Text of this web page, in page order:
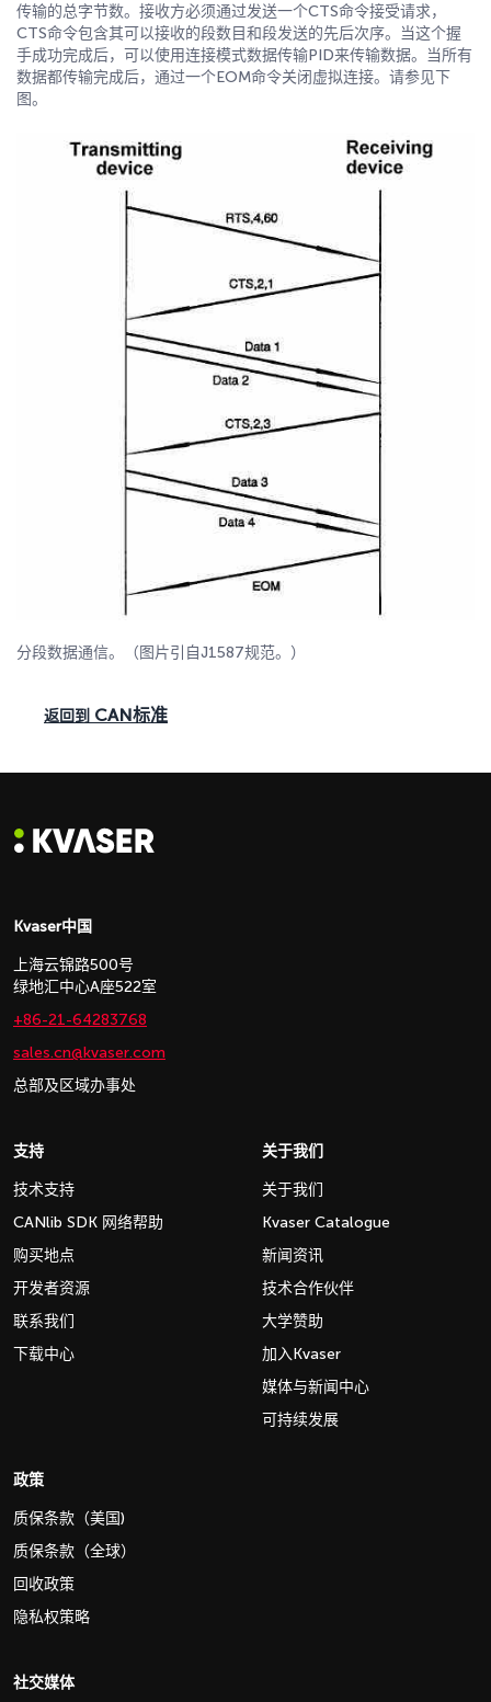
传输的总字节数。接收方必须通过发送一个CTS命令接受请求，
CTS命令包含其可以接收的段数目和段发送的先后次序。当这个握
手成功完成后，可以使用连接模式数据传输PID来传输数据。当所有
数据都传输完成后，通过一个EOM命令关闭虚拟连接。请参见下
图。
分段数据通信。（图片引自J1587规范。）
返回到 CAN标准
Kvaser中国
上海云锦路500号
绿地汇中心A座522室
+86-21-64283768
sales.cn@kvaser.com
总部及区域办事处
支持
技术支持
CANlib SDK 网络帮助
购买地点
开发者资源
联系我们
下载中心
关于我们
关于我们
Kvaser Catalogue
新闻资讯
技术合作伙伴
大学赞助
加入Kvaser
媒体与新闻中心
可持续发展
政策
质保条款（美国)
质保条款（全球）
回收政策
隐私权策略
社交媒体